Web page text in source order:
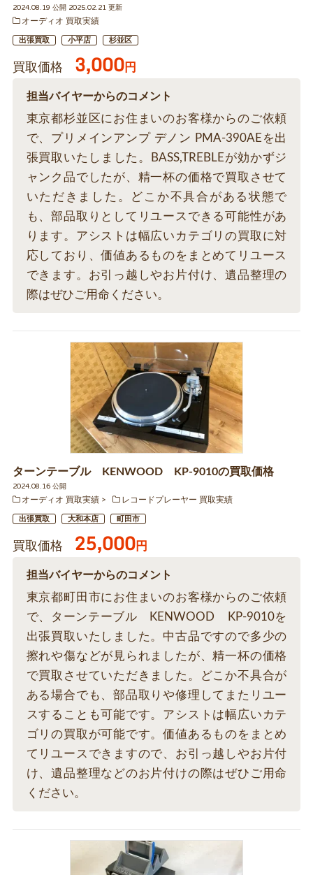
2024.08.19 公開 2025.02.21 更新
オーディオ 買取実績
出張買取 小平店 杉並区
買取価格 3,000円
担当バイヤーからのコメント
東京都杉並区にお住まいのお客様からのご依頼
で、プリメインアンプ デノン PMA-390AEを出
張買取いたしました。BASS,TREBLEが効かずジ
ャンク品でしたが、精一杯の価格で買取させて
いただきました。どこか不具合がある状態で
も、部品取りとしてリユースできる可能性があ
ります。アシストは幅広いカテゴリの買取に対
応しており、価値あるものをまとめてリユース
できます。お引っ越しやお片付け、遺品整理の
際はぜひご用命ください。
ターンテーブル KENWOOD KP-9010の買取価格
2024.08.16 公開
オーディオ 買取実績
レコードプレーヤー 買取実績
出張買取 大和本店 町田市
買取価格 25,000円
担当バイヤーからのコメント
東京都町田市にお住まいのお客様からのご依頼
で、ターンテーブル KENWOOD KP-9010を
出張買取いたしました。中古品ですので多少の
擦れや傷などが見られましたが、精一杯の価格
で買取させていただきました。どこか不具合が
ある場合でも、部品取りや修理してまたリユー
スすることも可能です。アシストは幅広いカテ
ゴリの買取が可能です。価値あるものをまとめ
てリユースできますので、お引っ越しやお片付
け、遺品整理などのお片付けの際はぜひご用命
ください。